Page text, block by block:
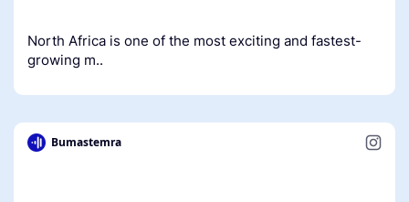
North Africa is one of the most exciting and fastest-
growing m..
Bumastemra